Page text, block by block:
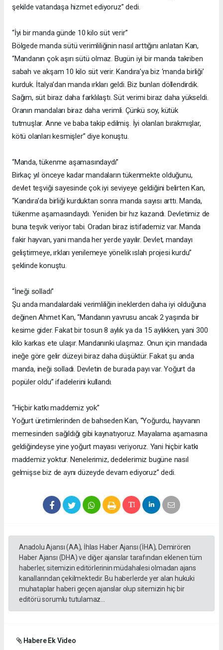
şekilde vatandaşa hizmet ediyoruz” dedi.
“İyi bir manda günde 10 kilo süt verir”
Bölgede manda sütü verimliliğinin nasıl arttığını anlatan Kan,
“Mandanın çok aşırı sütü olmaz. Bugün iyi bir manda takriben
sabah ve akşam 10 kilo süt verir. Kandıra’ya biz ‘manda birliği’
kurduk. İtalya’dan manda ırkları geldi. Biz bunları döllendirdik.
Sağım, süt biraz daha farklılaştı. Süt verimi biraz daha yükseldi.
Oranın mandaları biraz daha verimli. Çünkü soy, kütük
tutmuşlar. Anne ve baba takip edilmiş. İyi olanları bırakmışlar,
kötü olanları kesmişler” diye konuştu.
“Manda, tükenme aşamasındaydı”
Birkaç yıl önceye kadar mandaların tükenmekte olduğunu,
devlet teşviği sayesinde çok iyi seviyeye geldiğini belirten Kan,
“Kandıra’da birliği kurduktan sonra manda sayısı arttı. Manda,
tükenme aşamasındaydı. Yeniden bir hız kazandı. Devletimiz de
buna teşvik veriyor tabi. Oradan biraz istifademiz var. Manda
fakir hayvan, yani manda her yerde yayılır. Devlet, mandayı
geliştirmeye, ırkları yenilemeye yönelik ıslah projesi kurdu”
şeklinde konuştu.
“İneği solladı”
Şu anda mandalardaki verimliliğin ineklerden daha iyi olduğuna
değinen Ahmet Kan, “Mandanın yavrusu ancak 2 yaşında bir
kesime gider. Fakat bir tosun 8 aylık ya da 15 aylıkken, yani 300
kilo karkas ete ulaşır. Mandanınki ulaşmaz. Onun için mandada
ineğe göre gelir düzeyi biraz daha düşüktür. Fakat şu anda
manda, ineği solladı. Devletin de burada payı var. Yoğurt da
popüler oldu” ifadelerini kullandı.
“Hiçbir katkı maddemiz yok”
Yoğurt üretimlerinden de bahseden Kan, “Yoğurdu, hayvanın
memesinden sağıldığı gibi kaynatıyoruz. Mayalama aşamasına
geldiğindeyse yine yoğurt mayası veriyoruz. Yani hiçbir katkı
maddemiz yoktur. Nenelerimiz, dedelerimiz bugüne nasıl
gelmişse biz de aynı düzeyde devam ediyoruz” dedi.
Anadolu Ajansı (AA), İhlas Haber Ajansı (İHA), Demirören
Haber Ajansı (DHA) ve diğer ajanslar tarafından eklenen tüm
haberler, sitemizin editörlerinin müdahalesi olmadan ajans
kanallarından çekilmektedir. Bu haberlerde yer alan hukuki
muhataplar haberi geçen ajanslar olup sitemizin hiç bir
editörü sorumlu tutulamaz...
Habere Ek Video